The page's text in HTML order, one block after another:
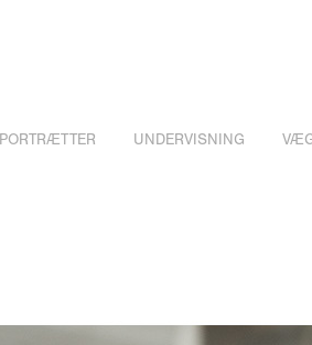
PORTRÆTTER UNDERVISNING